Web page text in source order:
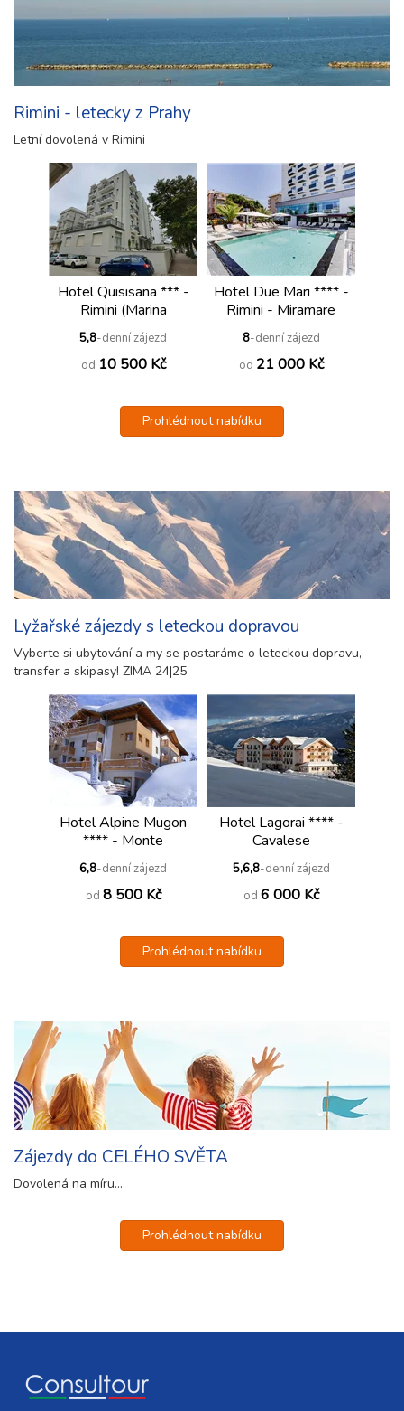
Rimini - letecky z Prahy
Letní dovolená v Rimini
Hotel Quisisana *** -
Rimini (Marina
Centro)
5,8-denní zájezd
od 10 500 Kč
Hotel Due Mari **** -
Rimini - Miramare
8-denní zájezd
od 21 000 Kč
Prohlédnout nabídku
Lyžařské zájezdy s leteckou dopravou
Vyberte si ubytování a my se postaráme o leteckou dopravu,
transfer a skipasy! ZIMA 24|25
Hotel Alpine Mugon
**** - Monte
Bondone
6,8-denní zájezd
od 8 500 Kč
Hotel Lagorai **** -
Cavalese
5,6,8-denní zájezd
od 6 000 Kč
Prohlédnout nabídku
Zájezdy do CELÉHO SVĚTA
Dovolená na míru...
Prohlédnout nabídku